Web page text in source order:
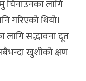
चिनाउनका लागि
गरिएको थियो।
लागि सद्भावना दूत
खुशीको क्षण